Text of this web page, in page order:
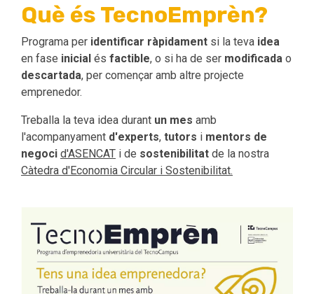
Què és TecnoEmprèn?
Programa per identificar ràpidament si la teva idea
en fase inicial és factible, o si ha de ser modificada o
descartada, per començar amb altre projecte
emprenedor.
Treballa la teva idea durant un mes amb
l'acompanyament d'experts, tutors i mentors de
negoci d'ASENCAT i de sostenibilitat de la nostra
Càtedra d'Economia Circular i Sostenibilitat.